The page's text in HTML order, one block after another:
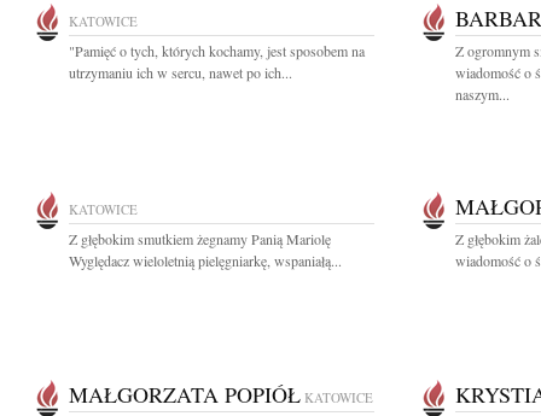
KATOWICE
"Pamięć o tych, których kochamy, jest sposobem na
utrzymaniu ich w sercu, nawet po ich...
Z ogromnym
wiadomość o
naszym...
KATOWICE
Z głębokim smutkiem żegnamy Panią Mariolę
Wyględacz wieloletnią pielęgniarkę, wspaniałą...
Z głębokim
wiadomość o
MAŁGORZATA POPIÓŁ KATOWICE